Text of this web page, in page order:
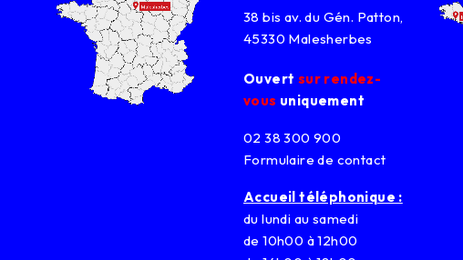
38 bis av. du Gén. Patton,
45330 Malesherbes
Ouvert sur rendez-
vous uniquement
02 38 300 900
Formulaire de contact
Accueil téléphonique :
du lundi au samedi
de 10h00 à 12h00